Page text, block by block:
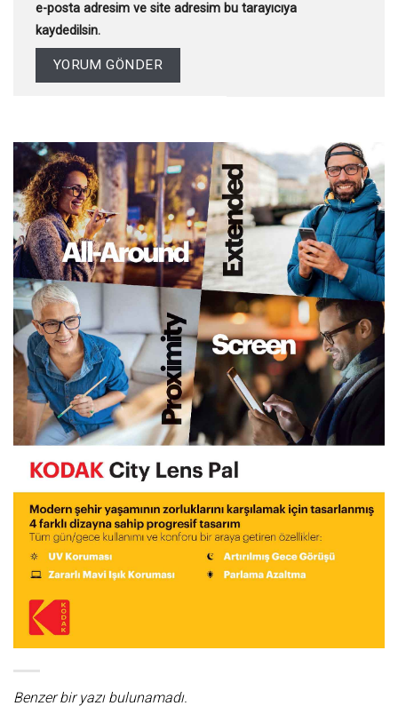
e-posta adresim ve site adresim bu tarayıcıya
kaydedilsin.
Benzer bir yazı bulunamadı.